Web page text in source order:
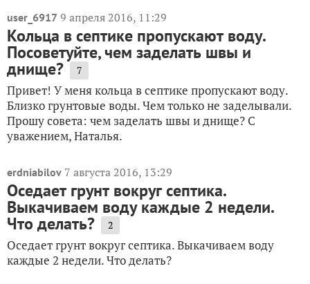
user_6917 9 апреля 2016, 11:29
Кольца в септике пропускают воду.
Посоветуйте, чем заделать швы и
днище? 7
Привет! У меня кольца в септике пропускают воду.
Близко грунтовые воды. Чем только не заделывали.
Прошу совета: чем заделать швы и днище? С
уважением, Наталья.
erdniabilov 7 августа 2016, 13:29
Оседает грунт вокруг септика.
Выкачиваем воду каждые 2 недели.
Что делать? 2
Оседает грунт вокруг септика. Выкачиваем воду
каждые 2 недели. Что делать?